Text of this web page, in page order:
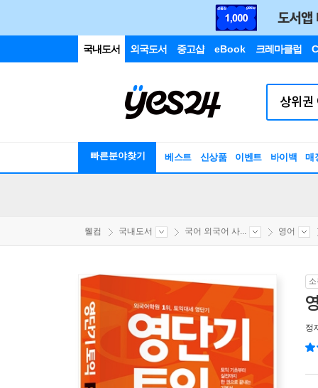
국내도서 외국도서 중고샵 eBook 크레마클럽
빠른분야찾기 베스트 신상품 이벤트 바이백 매
웰컴 국내도서 국어 외국어 사... 영어
정